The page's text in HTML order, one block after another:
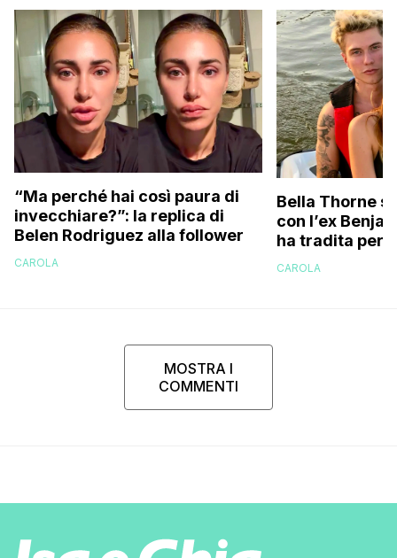
“Ma perché hai così paura di
invecchiare?”: la replica di
Belen Rodriguez alla follower
CAROLA
Bella Thorne
con l’ex
ha tradita per
sostenuto che
CAROLA
MOSTRA I
COMMENTI